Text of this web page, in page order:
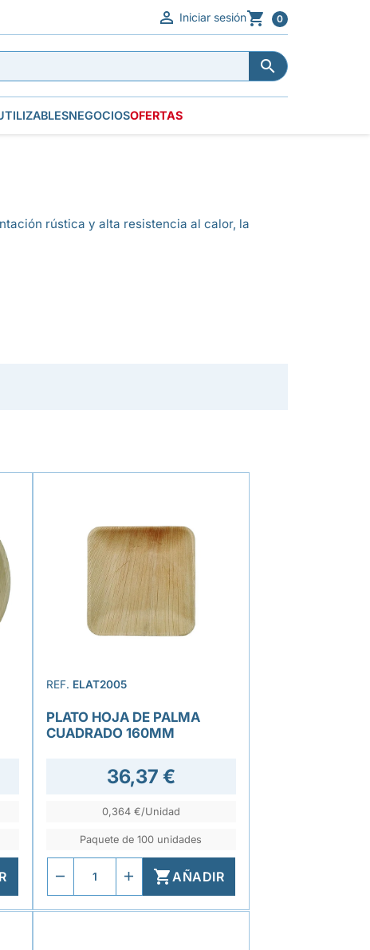
 Iniciar sesión 0


NEGOCIOSOFERTAS
rústica y alta resistencia al calor, la
REF. ELAT2005
PLATO HOJA DE PALMA
CUADRADO 160MM
36,37 €
0,364 €/Unidad
Paquete de 100 unidades
AÑADIR